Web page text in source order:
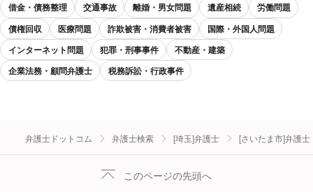
借金・債務整理 交通事故 離婚・男女問題 遺産相続
労働問題
債権回収
医療問題 詐欺被害・消費者被害
国際・外国人問題
インターネット問題
犯罪・刑事事件
不動産・建築
企業法務・顧問弁護士
税務訴訟・行政事件
弁護士ドットコム 弁護士検索 [埼玉]弁護士 [さいたま市]弁護士
このページの先頭へ